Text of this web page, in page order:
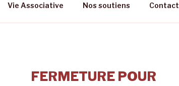
Vie Associative Nos soutiens Contact
FERMETURE POUR